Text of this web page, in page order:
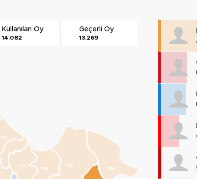
Kullanılan Oy
14.082
Geçerli Oy
13.269
TER
ÇAR
TEK
CAN
İLK
ATA